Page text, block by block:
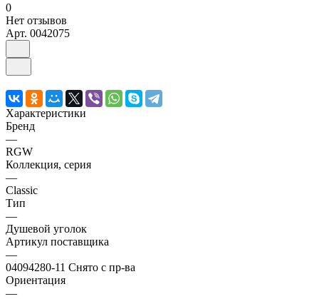
0
Нет отзывов
Арт. 0042075
Характеристики
Бренд
—
RGW
Коллекция, серия
—
Classic
Тип
—
Душевой уголок
Артикул поставщика
—
04094280-11 Снято с пр-ва
Ориентация
—